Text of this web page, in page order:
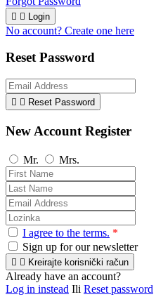
  Login
No account? Create one here
Reset Password
  Reset Password
New Account Register
Mr. Mrs.
I agree to the terms. *
Sign up for our newsletter
  Kreirajte korisnički račun
Already have an account?
Log in instead Ili Reset password